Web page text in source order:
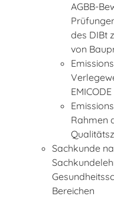
AGBB-
des DIBt
von
EMICODE
Rahmen
Sachkunde
Bereichen